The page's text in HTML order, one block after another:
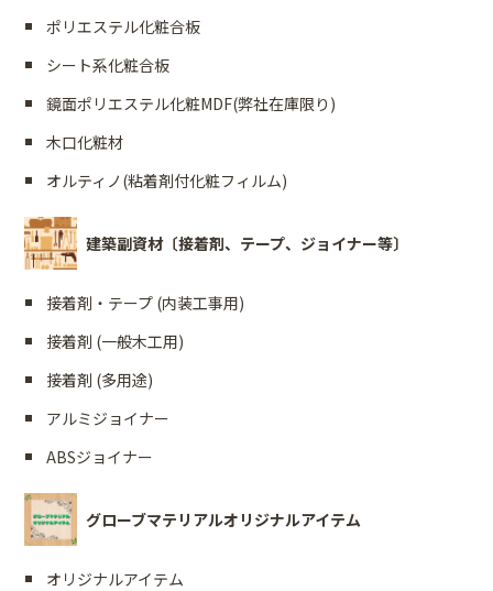
ポリエステル化粧合板
シート系化粧合板
鏡面ポリエステル化粧MDF(弊社在庫限り)
木口化粧材
オルティノ(粘着剤付化粧フィルム)
建築副資材〔接着剤、テープ、ジョイナー等〕
接着剤・テープ (内装工事用)
接着剤 (一般木工用)
接着剤 (多用途)
アルミジョイナー
ABSジョイナー
グローブマテリアルオリジナルアイテム
オリジナルアイテム